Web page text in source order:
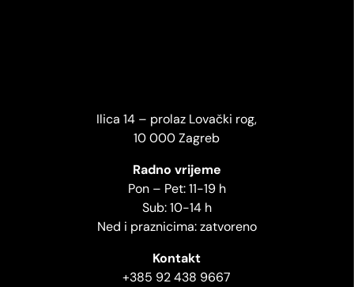
Ilica 14 – prolaz Lovački rog,
10 000 Zagreb
Radno vrijeme
Pon – Pet: 11-19 h
Sub: 10-14 h
Ned i praznicima: zatvoreno
Kontakt
+385 92 438 9667